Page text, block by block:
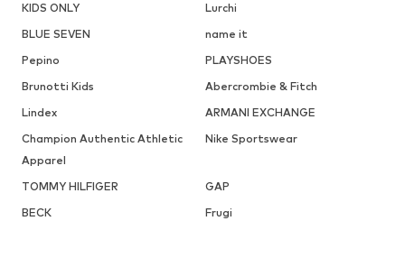
KIDS ONLY
Lurchi
BLUE SEVEN
name it
Pepino
PLAYSHOES
Brunotti Kids
Abercrombie & Fitch
Lindex
ARMANI EXCHANGE
Champion Authentic Athletic
Apparel
Nike Sportswear
TOMMY HILFIGER
GAP
BECK
Frugi